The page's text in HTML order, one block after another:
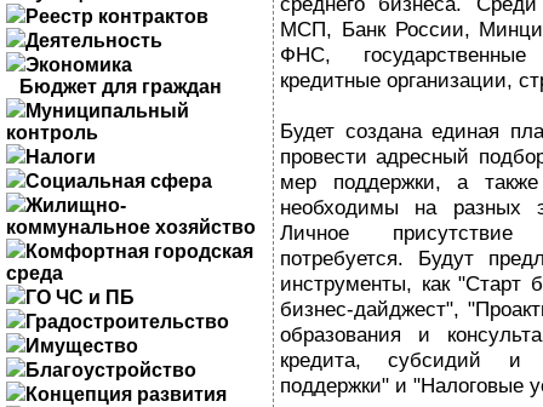
Реестр контрактов
Деятельность
Экономика
Бюджет для граждан
Муниципальный
контроль
Налоги
Социальная сфера
Жилищно-
коммунальное хозяйство
Комфортная городская
среда
ГО ЧС и ПБ
Градостроительство
Имущество
Благоустройство
Концепция развития
МСП, Банк России,
ФНС,
кредитные организации,
Будет создана единая
провести адресный
мер поддержки, а также
необходимы на разных
Личное присутствие
потребуется. Будут
инструменты, как "Старт
бизнес-дайджест",
образования и
кредита, субсидий
поддержки" и "Налоговые